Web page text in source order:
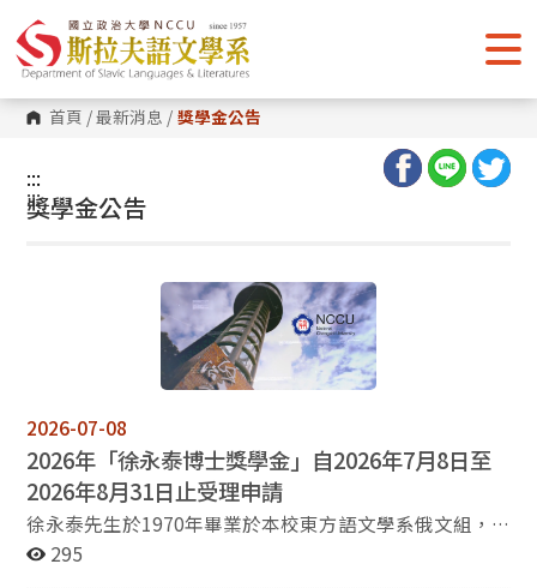
到
主
要
內
容
區 首頁 /最新消息 / 獎學金公告
:::
:::
獎學金公告
2026-07-08
2026年「徐永泰博士獎學金」自2026年7月8日至
2026年8月31日止受理申請
徐永泰先生於1970年畢業於本校東方語文學系俄文組，
後赴英國牛津大學深造，於1974年取得國際關係碩士學
295